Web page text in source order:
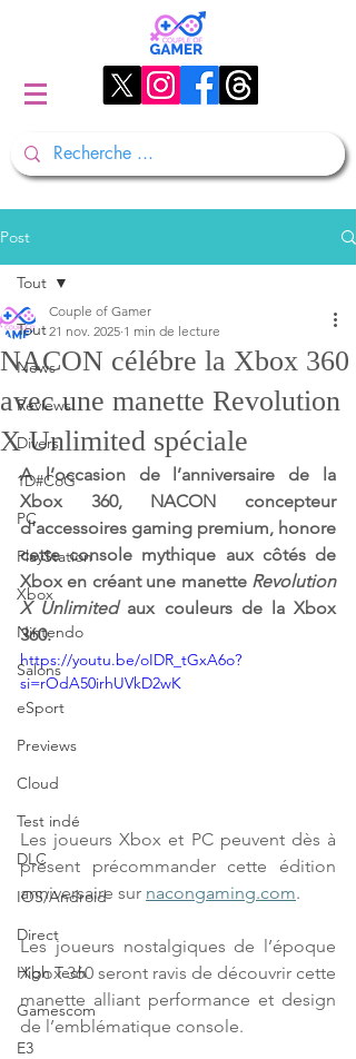
Post
Tout
News
Reviews
Divers
1D#CoG
PC
PlayStation
Xbox
Nintendo
Salons
eSport
Previews
Cloud
Test indé
DLC
IOS/Android
Direct
High Tech
Gamescom
E3
Tout
NACON célébre la Xbox 360
avec une manette Revolution
X Unlimited spéciale
Couple of Gamer
21 nov. 2025 1 min de lecture
A l’occasion de l’anniversaire de la
Xbox 360, NACON
concepteur
d'accessoires gaming premium, honore
cette console mythique aux côtés de
Xbox en créant une manette Revolution
X Unlimited aux couleurs de la Xbox
360.
https://youtu.be/oIDR_tGxA6o?
si=rOdA50irhUVkD2wK
Les joueurs Xbox et PC peuvent dès à
présent précommander cette édition
anniversaire sur nacongaming.com.
Les joueurs nostalgiques de l’époque
Xbox 360 seront ravis de découvrir cette
manette alliant performance et design
de l’emblématique console.